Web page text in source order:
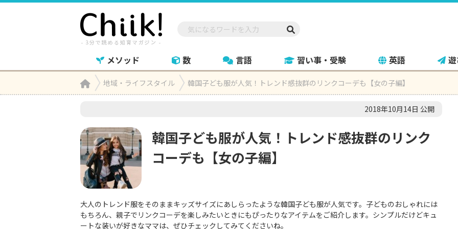
メソッド 数 言語 習い事・受験 英語
Home地域・ライフスタイル 韓国子ども服が人気！トレンド感抜群のリンクコーデも【女の子編】
2018年10月14日 公開
韓国子ども服が人気！トレンド感抜群のリンク
コーデも【女の子編】
大人のトレンド服をそのままキッズサイズにあしらったような韓国子ども服が人気です。子どものおしゃれには
もちろん、親子でリンクコーデを楽しみたいときにもぴったりなアイテムをご紹介します。シンプルだけどキュ
ートな装いが好きなママは、ぜひチェックしてみてくださいね。